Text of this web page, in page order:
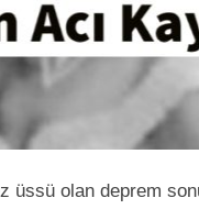
üssü olan deprem